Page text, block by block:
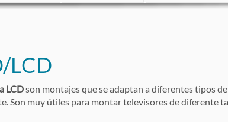
LCD
LCDson montajes que se adaptan a diferentes tipos
Son muy útiles para montar televisores de diferente